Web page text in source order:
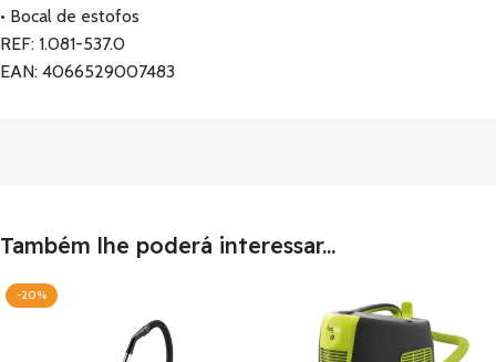
• Bocal de estofos
REF: 1.081-537.0
EAN: 4066529007483
Também lhe poderá interessar...
-20%